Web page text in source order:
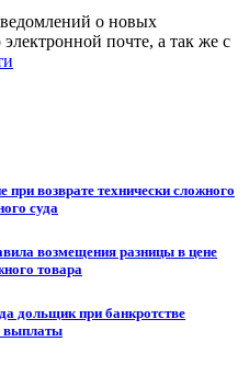
о новых
почте, а так же с
возврате технически сложного
суда
возмещения разницы в цене
товара
дольщик при банкротстве
выплаты